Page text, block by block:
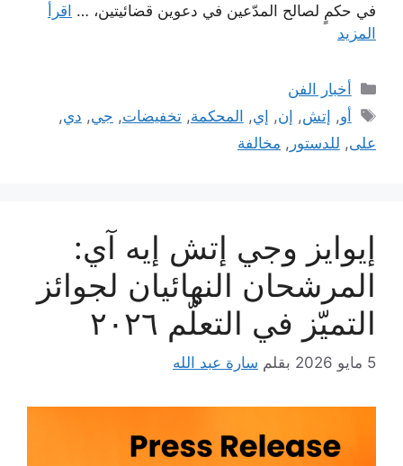
في حكمٍ لصالح المدّعين في دعوين قضائيتين، … اقرأ
المزيد
التصنيفات
أخبار الفن
الوسوم
أو, إتش, إن, إي, المحكمة,تخفيضات, جي, دي,
على, للدستور , مخالفة
إيوايز وجي إتش إيه آي:
المرشحان النهائيان لجوائز
التميّز في التعلّم ٢٠٢٦
5 مايو 2026 بقلم سارة عبد الله